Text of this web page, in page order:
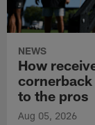
NEWS
How
cornerback
to the pros
Aug 05, 2026